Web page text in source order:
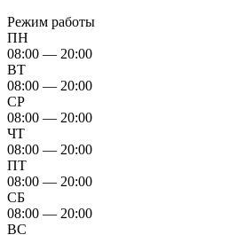
Режим работы
ПН
08:00 — 20:00
ВТ
08:00 — 20:00
СР
08:00 — 20:00
ЧТ
08:00 — 20:00
ПТ
08:00 — 20:00
СБ
08:00 — 20:00
ВС